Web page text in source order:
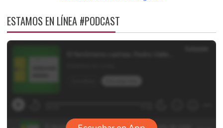
ESTAMOS EN LÍNEA #PODCAST